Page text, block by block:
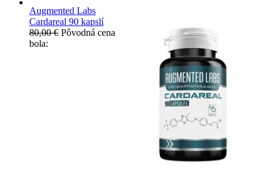
Augmented Labs
Cardareal 90 kapslí
80,00€ Pôvodná cena
bola: